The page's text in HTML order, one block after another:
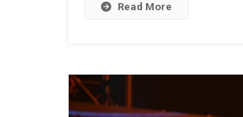
Read More